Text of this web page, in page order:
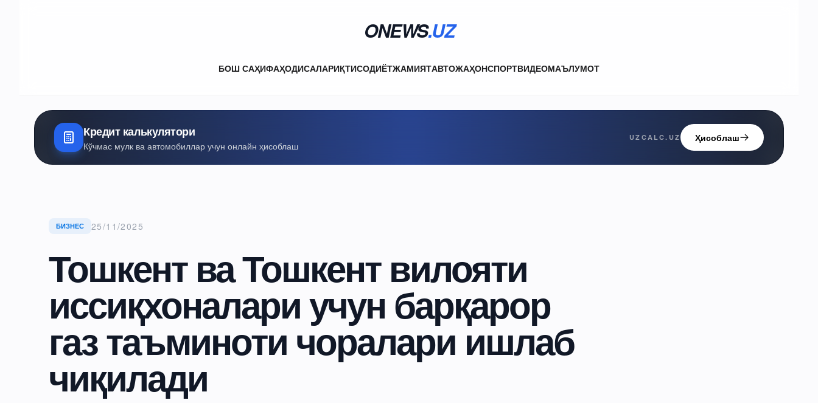
ONEWS.UZ
БОШ САҲИФАҲОДИСАЛАРИҚТИСОДИЁТЖАМИЯТАВТОЖАҲОНСПОРТВИДЕОМАЪЛУМОТ
Кредит калькулятори
Кўчмас мулк ва автомобиллар учун онлайн ҳисоблаш
UZCALC.UZ Ҳисоблаш
БИЗНЕС 25/11/2025
Тошкент ва Тошкент вилояти
иссиқхоналари учун барқарор
газ таъминоти чоралари ишлаб
чиқилади